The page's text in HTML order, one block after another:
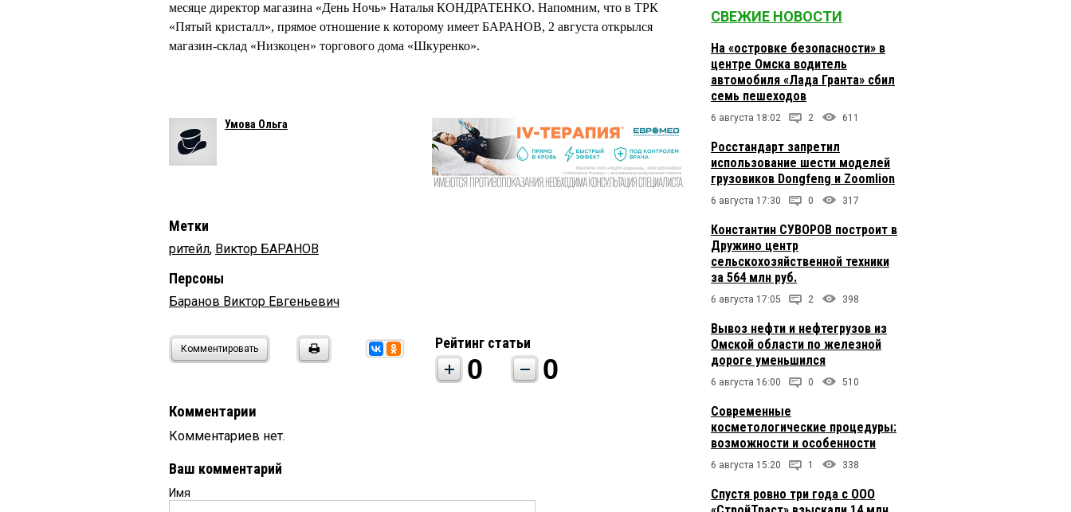
месяце директор магазина «День Ночь» Наталья КОНДРАТЕНКО. Напомним, что в ТРК
«Пятый кристалл», прямое отношение к которому имеет БАРАНОВ, 2 августа открылся
магазин-склад «Низкоцен» торгового дома «Шкуренко».
Умова Ольга
Метки
ритейл, Виктор БАРАНОВ
Персоны
Баранов Виктор Евгеньевич
Комментировать Рейтинг статьи
0 0
Комментарии
Комментариев нет.
Ваш комментарий
Имя
СВЕЖИЕ НОВОСТИ
На «островке безопасности» в
центре Омска водитель
автомобиля «Лада Гранта» сбил
семь пешеходов
6 августа 18:02 2 611
Росстандарт запретил
использование шести моделей
грузовиков Dongfeng и Zoomlion
6 августа 17:30 0 317
Константин СУВОРОВ построит в
Дружино центр
сельскохозяйственной техники
за 564 млн руб.
6 августа 17:05 2 398
Вывоз нефти и нефтегрузов из
Омской области по железной
дороге уменьшился
6 августа 16:00 0 510
Современные
косметологические процедуры:
возможности и особенности
6 августа 15:20 1 338
Спустя ровно три года с ООО